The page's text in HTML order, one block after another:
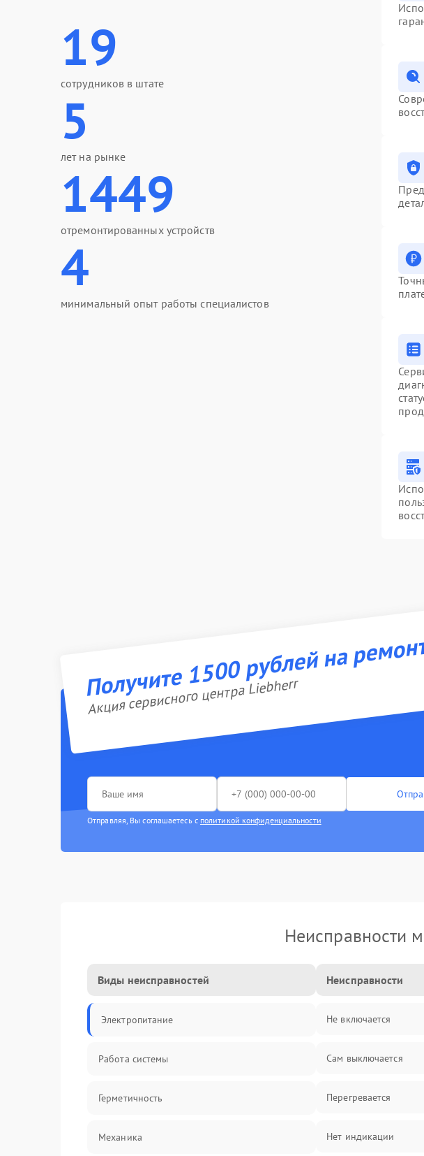
19
сотрудников в штате
5
лет на рынке
1449
отремонтированных устройств
4
минимальный опыт работы специалистов
Получите 1500 рублей на
Акция сервисного центра Liebherr
Отправляя, Вы соглашаетесь с политикой конфиденциальности
Неисправности
Виды неисправностей
Электропитание
Работа системы
Герметичность
Механика
Неисправности
Не включается
Сам выключается
Перегревается
Нет индикации